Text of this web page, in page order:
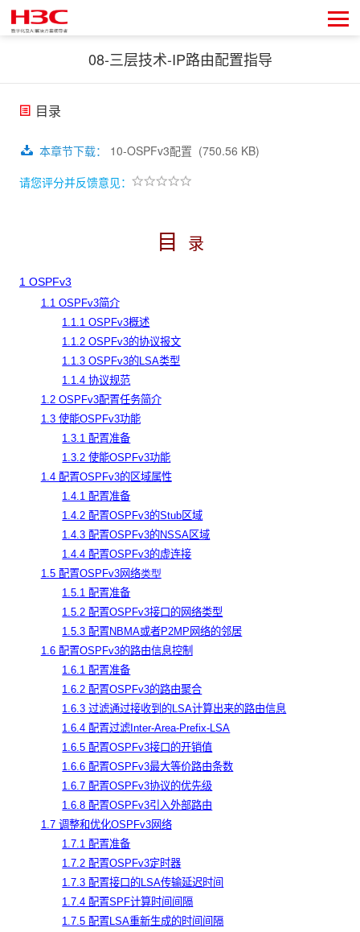
08-三层技术-IP路由配置指导
目录
本章节下载： 10-OSPFv3配置 (750.56 KB)
请您评分并反馈意见：
目 录
1 OSPFv3
1.1 OSPFv3简介
1.1.1 OSPFv3概述
1.1.2 OSPFv3的协议报文
1.1.3 OSPFv3的LSA类型
1.1.4 协议规范
1.2 OSPFv3配置任务简介
1.3 使能OSPFv3功能
1.3.1 配置准备
1.3.2 使能OSPFv3功能
1.4 配置OSPFv3的区域属性
1.4.1 配置准备
1.4.2 配置OSPFv3的Stub区域
1.4.3 配置OSPFv3的NSSA区域
1.4.4 配置OSPFv3的虚连接
1.5 配置OSPFv3网络类型
1.5.1 配置准备
1.5.2 配置OSPFv3接口的网络类型
1.5.3 配置NBMA或者P2MP网络的邻居
1.6 配置OSPFv3的路由信息控制
1.6.1 配置准备
1.6.2 配置OSPFv3的路由聚合
1.6.3 过滤通过接收到的LSA计算出来的路由信息
1.6.4 配置过滤Inter-Area-Prefix-LSA
1.6.5 配置OSPFv3接口的开销值
1.6.6 配置OSPFv3最大等价路由条数
1.6.7 配置OSPFv3协议的优先级
1.6.8 配置OSPFv3引入外部路由
1.7 调整和优化OSPFv3网络
1.7.1 配置准备
1.7.2 配置OSPFv3定时器
1.7.3 配置接口的LSA传输延迟时间
1.7.4 配置SPF计算时间间隔
1.7.5 配置LSA重新生成的时间间隔